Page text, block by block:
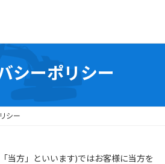
シーポリシー
シー
当方」といいます)ではお客様に当方を